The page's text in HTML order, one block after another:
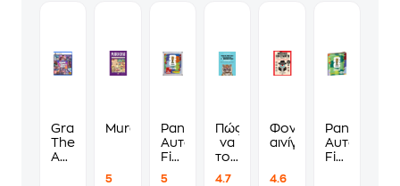
Grand
Theft
Auto
Murdoku
5
Panini
Αυτοκόλλητα
Fifa
5
Πώς
να
τους
4.7
Φονικά
αινίγματα
4.6
Panini
Fifa